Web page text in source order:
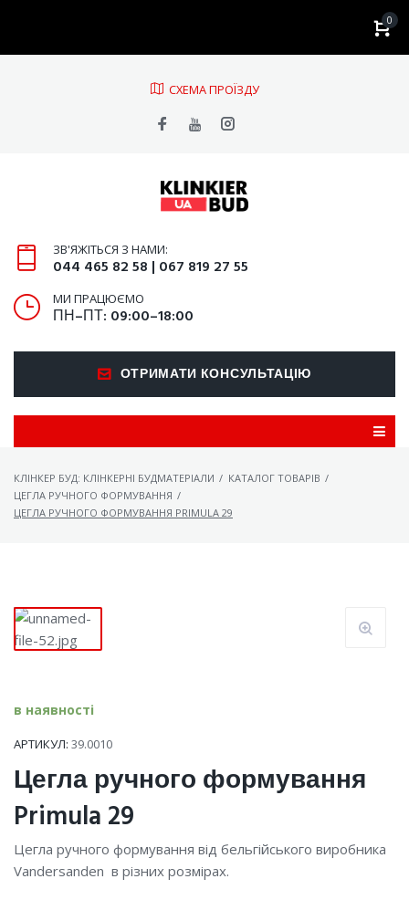
0
CХЕМА ПРОЇЗДУ
ЗВ'ЯЖІТЬСЯ З НАМИ:
044 465 82 58 | 067 819 27 55
МИ ПРАЦЮЄМО
ПН–ПТ: 09:00–18:00
ОТРИМАТИ КОНСУЛЬТАЦІЮ
КЛІНКЕР БУД: КЛІНКЕРНІ БУДМАТЕРІАЛИ / КАТАЛОГ ТОВАРІВ /
ЦЕГЛА РУЧНОГО ФОРМУВАННЯ /
ЦЕГЛА РУЧНОГО ФОРМУВАННЯ PRIMULA 29
в наявності
АРТИКУЛ: 39.0010
Цегла ручного формування
Primula 29
Цегла ручного формування від бельгійського виробника
Vandersanden в різних розмірах.